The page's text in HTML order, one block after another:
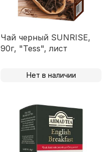
Чай черный SUNRISE,
90г, "Tess", лист
Нет в наличии